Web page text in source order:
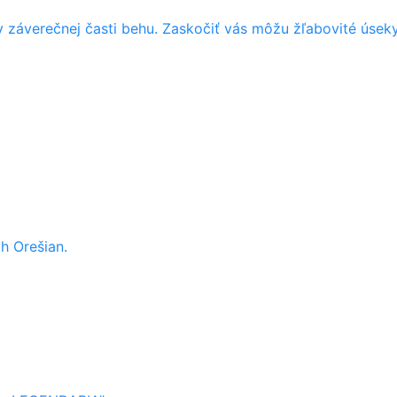
časti behu. Zaskočiť vás môžu žľabovité
Orešian.